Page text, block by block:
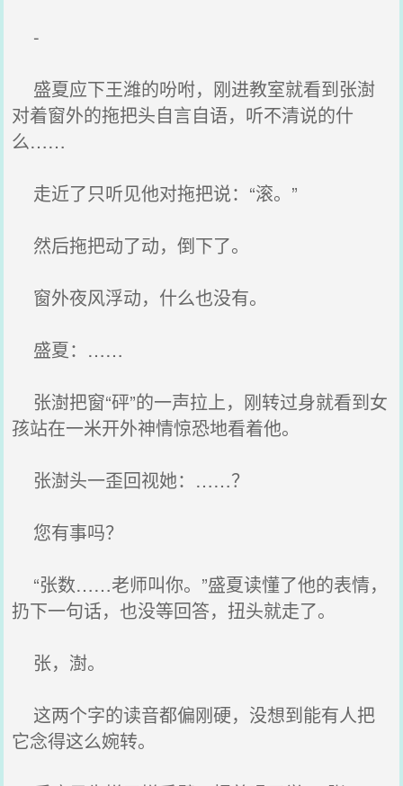
-
盛夏应下王潍的吩咐，刚进教室就看到张澍
对着窗外的拖把头自言自语，听不清说的什
么……
走近了只听见他对拖把说：“滚。”
然后拖把动了动，倒下了。
窗外夜风浮动，什么也没有。
盛夏：……
张澍把窗“砰”的一声拉上，刚转过身就看到女
孩站在一米开外神情惊恐地看着他。
张澍头一歪回视她：……？
您有事吗？
“张数……老师叫你。”盛夏读懂了他的表情，
扔下一句话，也没等回答，扭头就走了。
张，澍。
这两个字的读音都偏刚硬，没想到能有人把
它念得这么婉转。